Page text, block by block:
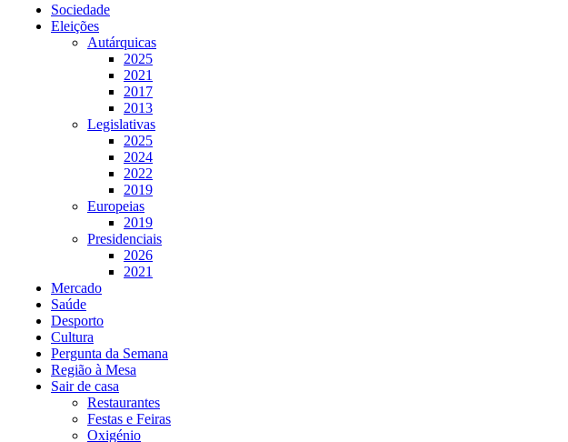
Sociedade
Eleições
Autárquicas
2025
2021
2017
2013
Legislativas
2025
2024
2022
2019
Europeias
2019
Presidenciais
2026
2021
Mercado
Saúde
Desporto
Cultura
Pergunta da Semana
Região à Mesa
Sair de casa
Restaurantes
Festas e Feiras
Oxigénio